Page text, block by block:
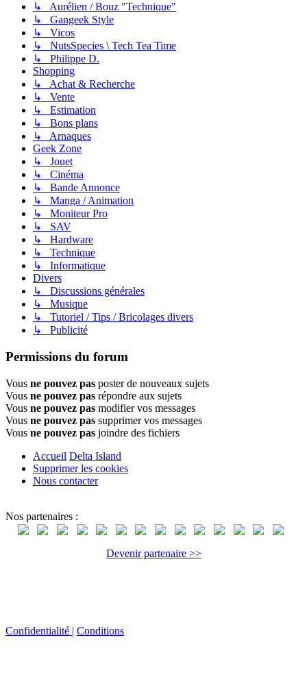
↳ Aurélien / Bouz "Technique"
↳ Gangeek Style
↳ Vicos
↳ NutsSpecies \ Tech Tea Time
↳ Philippe D.
Shopping
↳ Achat & Recherche
↳ Vente
↳ Estimation
↳ Bons plans
↳ Arnaques
Geek Zone
↳ Jouet
↳ Cinéma
↳ Bande Annonce
↳ Manga / Animation
↳ Moniteur Pro
↳ SAV
↳ Hardware
↳ Technique
↳ Informatique
Divers
↳ Discussions générales
↳ Musique
↳ Tutoriel / Tips / Bricolages divers
↳ Publicité
Permissions du forum
Vous ne pouvez pas poster de nouveaux sujets
Vous ne pouvez pas répondre aux sujets
Vous ne pouvez pas modifier vos messages
Vous ne pouvez pas supprimer vos messages
Vous ne pouvez pas joindre des fichiers
Accueil Delta Island
Supprimer les cookies
Nous contacter
Nos partenaires :
Devenir partenaire >>
Confidentialité Conditions